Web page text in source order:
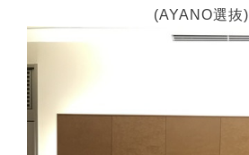
(AYANO選抜)